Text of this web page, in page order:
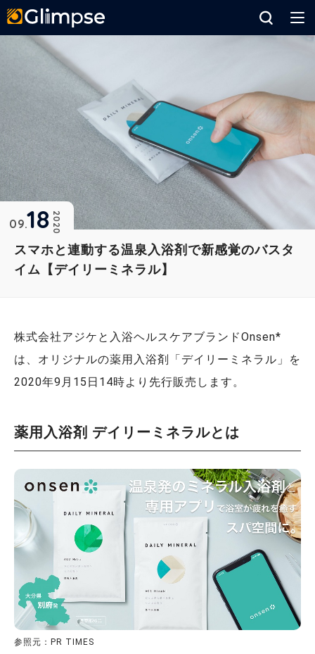
スマホと連動する温泉入浴剤で新感覚のバスタ
イム【デイリーミネラル】
2020
09 18
株式会社アジケと入浴ヘルスケアブランドOnsen*
は、オリジナルの薬用入浴剤「デイリーミネラル」を
2020年9月15日14時より先行販売します。
薬用入浴剤 デイリーミネラルとは
参照元：PR TIMES